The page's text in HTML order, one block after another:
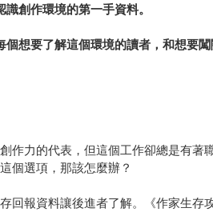
創作環境的第一手資料。
想要了解這個環境的讀者，和想要
作力的代表，但這個工作卻總是有著
個選項，那該怎麼辦？
回報資料讓後進者了解。《作家生